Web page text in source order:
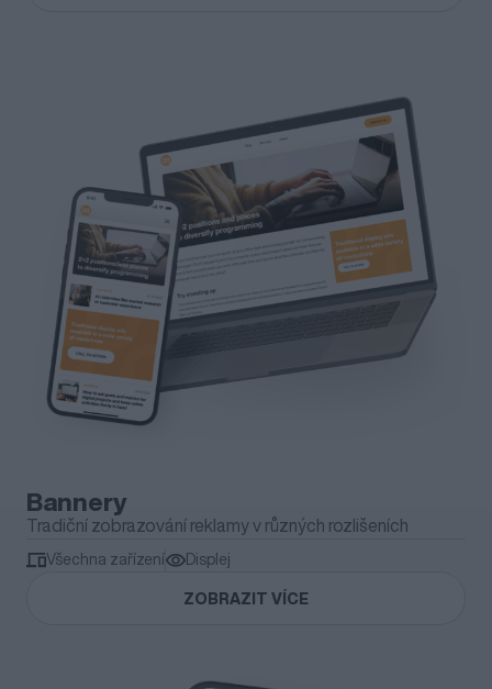
Bannery
Tradiční zobrazování reklamy v různých rozlišeních
Všechna zařízení
Displej
ZOBRAZIT VÍCE